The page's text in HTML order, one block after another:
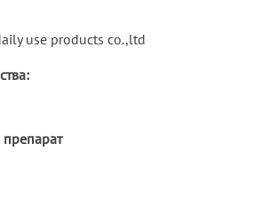
use products co.,ltd